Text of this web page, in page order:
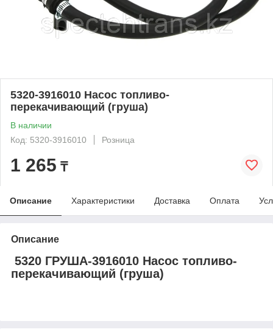
5320-3916010 Насос топливо-
перекачивающий (груша)
В наличии
Код: 5320-3916010
Розница
1 265 ₸
Описание Характеристики Доставка Оплата
Описание
5320 ГРУША-3916010 Насос топливо-
перекачивающий (груша)